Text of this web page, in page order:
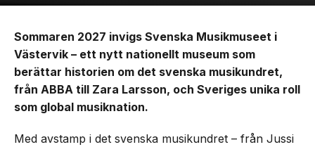
Sommaren 2027 invigs Svenska Musikmuseet i
Västervik – ett nytt nationellt museum som
berättar historien om det svenska musikundret,
från ABBA till Zara Larsson, och Sveriges unika roll
som global musiknation.
Med avstamp i det svenska musikundret – från Jussi